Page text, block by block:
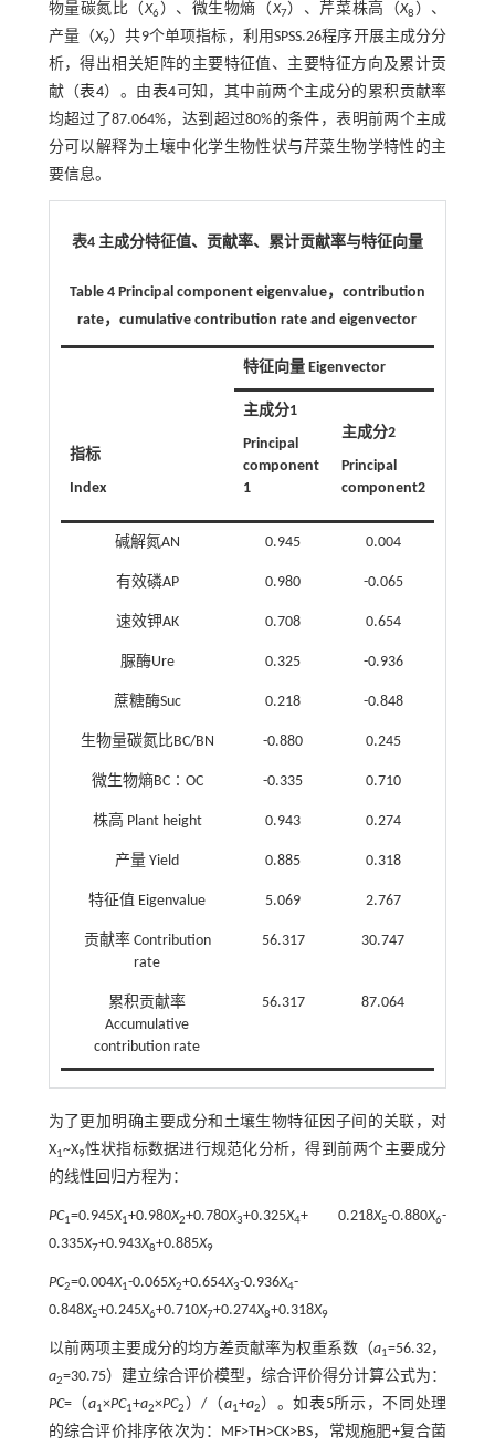
物量碳氮比（X6）、微生物熵（X7）、芹菜株高（X8 ）、
产量（X9）共9个单项指标，利用SPSS.26程序开展主成分分
析，得出相关矩阵的主要特征值、主要特征方向及累计贡
献（表4）。由 表4 可知，其中前两个主成分的累积贡献率
均超过了87.064%，达到超过80%的条件，表明前两个主成
分可以解释为土壤中化学生物性状与芹菜生物学特性的主
要信息。
表4 主成分特征值、贡献率、累计贡献率与特征向量
Table 4 Principal component eigenvalue，contribution
rate，cumulative contribution rate and eigenvector
指标
Index
特征向量 Eigenvector
主成分1
Principal
component
1
主成分2
Principal
component2
碱解氮AN 0.945 0.004
有效磷AP 0.980 -0.065
速效钾AK 0.708 0.654
脲酶Ure 0.325 -0.936
蔗糖酶Suc 0.218 -0.848
生物量碳氮比BC/BN -0.880 0.245
微生物熵BC∶OC -0.335 0.710
株高 Plant height 0.943 0.274
产量 Yield 0.885 0.318
特征值 Eigenvalue 5.069 2.767
贡献率 Contribution
rate
56.317 30.747
累积贡献率
Accumulative
contribution rate
56.317 87.064
为了更加明确主要成分和土壤生物特征因子间的关联，对
X1~X9性状指标数据进行规范化分析，得到前两个主要成分
的线性回归方程为：
PC1=0.945X1+0.980X2+0.780X3+0.325X4+ 0.218X5-0.880X6-
0.335X7+0.943X8+0.885X9
PC2=0.004X1-0.065X2+0.654X3-0.936X4-
0.848X5+0.245X6+0.710X7+0.274X8+0.318X9
以前两项主要成分的均方差贡献率为权重系数（a1=56.32，
a2=30.75）建立综合评价模型，综合评价得分计算公式为：
PC=（a1×PC1+a2×PC2 ）/（a1+a2）。如表5所示，不同处理
的综合评价排序依次为：MF>TH>CK>BS，常规施肥+复合菌